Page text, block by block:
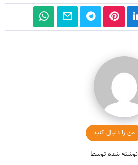
من را دنبال کنید
نوشته شده توسط